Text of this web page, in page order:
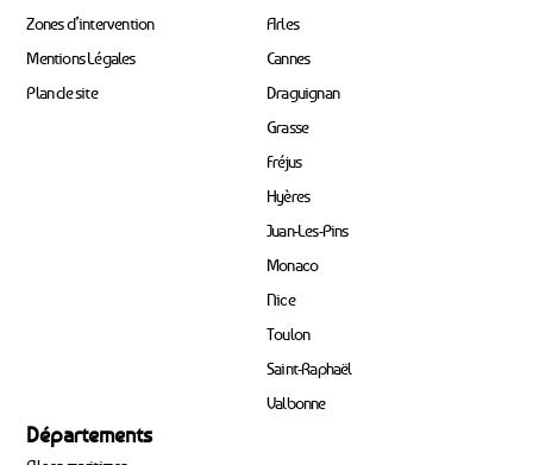
Zones d’intervention
Mentions Légales
Plan de site
Arles
Cannes
Draguignan
Grasse
Fréjus
Hyères
Juan-Les-Pins
Monaco
Nice
Toulon
Saint-Raphaël
Valbonne
Départements